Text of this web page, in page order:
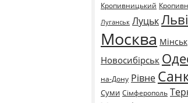
Кропивницький
Луганськ Луцьк
Москва Мінськ
Новосибірськ
на-Дону Рівне
Суми Сімферополь